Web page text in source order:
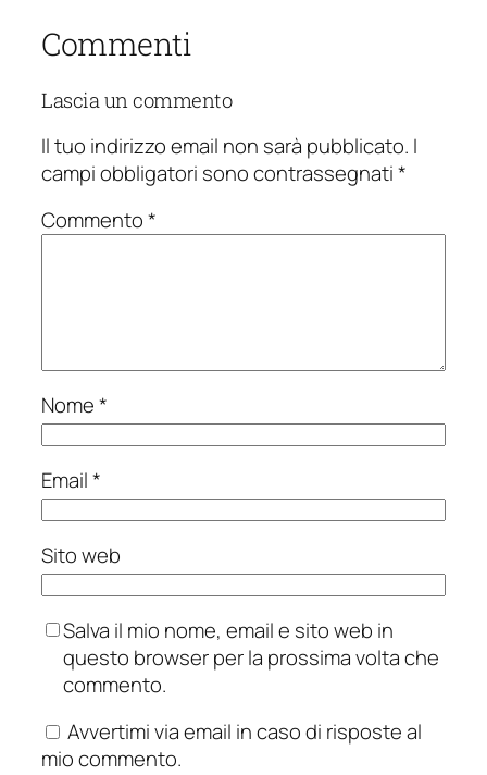
Commenti
Lascia un commento
Il tuo indirizzo email non sarà pubblicato. I
campi obbligatori sono contrassegnati*
Commento*
Nome*
Email*
Sito web
Salva il mio nome, email e sito web in
questo browser per la prossima volta che
commento.
Avvertimi via email in caso di risposte al
mio commento.